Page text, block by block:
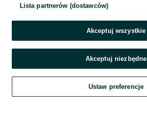
Szukaj Obserwujesz Dodaj
Lista partnerów (dostawców)
Akceptuj wszystkie
Akceptuj niezbędne
Ustaw preferencje